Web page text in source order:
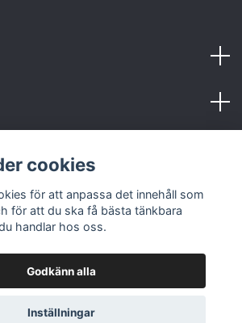
© 2026 Samlartorget
cookies
för att anpassa det innehåll som
för att du ska få bästa tänkbara
handlar hos oss.
Godkänn alla
Inställningar